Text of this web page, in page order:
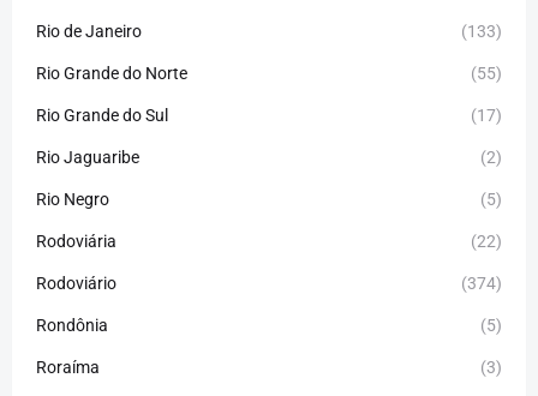
Rio de Janeiro (133)
Rio Grande do Norte (55)
Rio Grande do Sul (17)
Rio Jaguaribe (2)
Rio Negro (5)
Rodoviária (22)
Rodoviário (374)
Rondônia (5)
Roraíma (3)